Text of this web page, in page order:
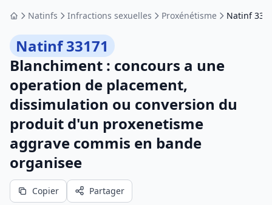
AccueilNatinfs Infractions sexuelles Proxénétisme Natinf
Natinf 33171
Blanchiment : concours a une
operation de placement,
dissimulation ou conversion du
produit d'un proxenetisme
aggrave commis en bande
organisee
Copier Partager